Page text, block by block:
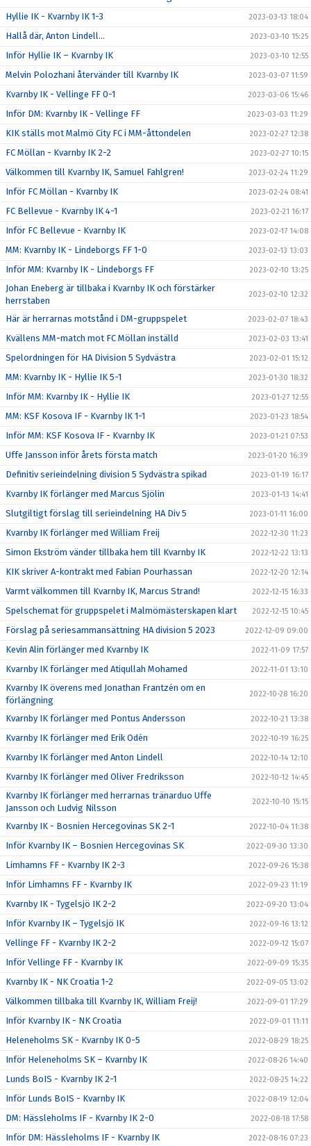
Hyllie IK - Kvarnby IK 1-3 2023-03-13 18:04
Hallå där, Anton Lindell… 2023-03-10 15:25
Inför Hyllie IK – Kvarnby IK 2023-03-10 12:55
Melvin Polozhani återvänder till Kvarnby IK 2023-03-07 11:59
Kvarnby IK - Vellinge FF 0-1 2023-03-06 15:46
Inför DM: Kvarnby IK - Vellinge FF 2023-03-03 11:29
KIK ställs mot Malmö City FC i MM-åttondelen 2023-02-27 12:38
FC Möllan - Kvarnby IK 2-2 2023-02-27 10:15
Välkommen till Kvarnby IK, Samuel Fahlgren! 2023-02-24 11:29
Inför FC Möllan - Kvarnby IK 2023-02-24 08:41
FC Bellevue - Kvarnby IK 4-1 2023-02-21 16:17
Inför FC Bellevue - Kvarnby IK 2023-02-17 14:08
MM: Kvarnby IK - Lindeborgs FF 1-0 2023-02-13 13:03
Inför MM: Kvarnby IK - Lindeborgs FF 2023-02-10 13:25
Johan Eneberg är tillbaka i Kvarnby IK och förstärker
herrstaben
2023-02-10 12:32
Här är herrarnas motstånd i DM-gruppspelet 2023-02-07 18:43
Kvällens MM-match mot FC Möllan inställd 2023-02-03 13:41
Spelordningen för HA Division 5 Sydvästra 2023-02-01 15:12
MM: Kvarnby IK - Hyllie IK 5-1 2023-01-30 18:32
Inför MM: Kvarnby IK - Hyllie IK 2023-01-27 12:55
MM: KSF Kosova IF - Kvarnby IK 1-1 2023-01-23 18:54
Inför MM: KSF Kosova IF - Kvarnby IK 2023-01-21 07:53
Uffe Jansson inför årets första match 2023-01-20 16:39
Definitiv serieindelning division 5 Sydvästra spikad 2023-01-19 16:17
Kvarnby IK förlänger med Marcus Sjölin 2023-01-13 14:41
Slutgiltigt förslag till serieindelning HA Div 5 2023-01-11 16:00
Kvarnby IK förlänger med William Freij 2022-12-30 11:23
Simon Ekström vänder tillbaka hem till Kvarnby IK 2022-12-22 13:13
KIK skriver A-kontrakt med Fabian Pourhassan 2022-12-20 12:14
Varmt välkommen till Kvarnby IK, Marcus Strand! 2022-12-15 16:33
Spelschemat för gruppspelet i Malmömästerskapen klart 2022-12-15 10:45
Förslag på seriesammansättning HA division 5 2023 2022-12-09 09:00
Kevin Alin förlänger med Kvarnby IK 2022-11-09 17:57
Kvarnby IK förlänger med Atiqullah Mohamed 2022-11-01 13:10
Kvarnby IK överens med Jonathan Frantzén om en
förlängning
2022-10-28 16:20
Kvarnby IK förlänger med Pontus Andersson 2022-10-21 13:38
Kvarnby IK förlänger med Erik Odén 2022-10-19 16:25
Kvarnby IK förlänger med Anton Lindell 2022-10-14 12:10
Kvarnby IK förlänger med Oliver Fredriksson 2022-10-12 14:45
Kvarnby IK förlänger med herrarnas tränarduo Uffe
Jansson och Ludvig Nilsson
2022-10-10 15:15
Kvarnby IK - Bosnien Hercegovinas SK 2-1 2022-10-04 11:38
Inför Kvarnby IK – Bosnien Hercegovinas SK 2022-09-30 13:30
Limhamns FF - Kvarnby IK 2-3 2022-09-26 15:38
Inför Limhamns FF - Kvarnby IK 2022-09-23 11:19
Kvarnby IK - Tygelsjö IK 2-2 2022-09-20 13:04
Inför Kvarnby IK – Tygelsjö IK 2022-09-16 13:12
Vellinge FF - Kvarnby IK 2-2 2022-09-12 15:07
Inför Vellinge FF - Kvarnby IK 2022-09-09 15:35
Kvarnby IK - NK Croatia 1-2 2022-09-05 13:02
Välkommen tillbaka till Kvarnby IK, William Freij! 2022-09-01 17:29
Inför Kvarnby IK - NK Croatia 2022-09-01 11:11
Heleneholms SK - Kvarnby IK 0-5 2022-08-29 18:25
Inför Heleneholms SK – Kvarnby IK 2022-08-26 14:40
Lunds BoIS - Kvarnby IK 2-1 2022-08-25 14:22
Inför Lunds BoIS - Kvarnby IK 2022-08-19 12:04
DM: Hässleholms IF - Kvarnby IK 2-0 2022-08-18 17:58
Inför DM: Hässleholms IF - Kvarnby IK 2022-08-16 07:23